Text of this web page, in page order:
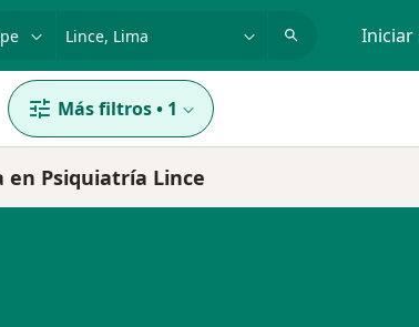
o nombre Iniciar
Más filtros• 1
en Psiquiatría Lince